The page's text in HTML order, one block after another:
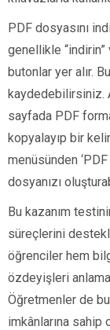
PDF dosyasını
genellikle “indirin”
butonlar yer alır.
kaydedebilirsiniz.
sayfada PDF
kopyalayıp bir
menüsünden
dosyanızı
Bu kazanım
süreçlerini
öğrenciler hem
özdeyişleri
Öğretmenler de
imkânlarına sahip